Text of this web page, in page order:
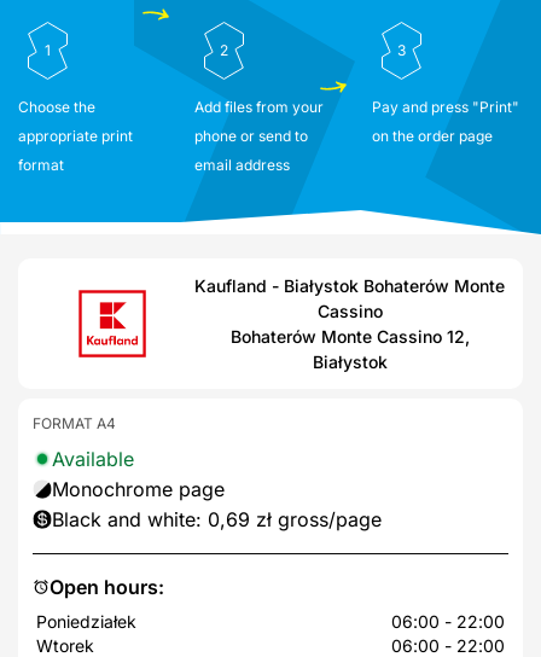
1
Choose the
appropriate print
format
2
Add files from your
phone or send to
email address
3
Pay and press "Print"
on the order page
Kaufland - Białystok Bohaterów Monte
Cassino
Bohaterów Monte Cassino 12,
Białystok
Open hours:
Poniedziałek
06:00 - 22:00
Wtorek
06:00 - 22:00
FORMAT A4
Available
Monochrome page
Black and white: 0,69 zł gross/page